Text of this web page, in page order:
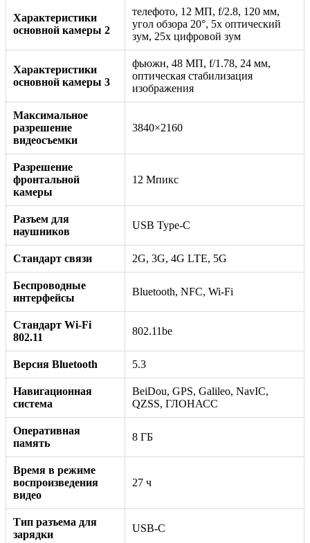
Характеристики
основной камеры 2
телефото, 12 МП, f/2.8, 120 мм,
угол обзора 20°, 5x оптический
зум, 25x цифровой зум
Характеристики
основной камеры 3
фьюжн, 48 МП, f/1.78, 24 мм,
оптическая стабилизация
изображения
Максимальное
разрешение
видеосъемки
3840×2160
Разрешение
фронтальной
камеры
12 Мпикс
Разъем для
наушников
USB Type-C
Стандарт связи 2G, 3G, 4G LTE, 5G
Беспроводные
интерфейсы
Bluetooth, NFC, Wi-Fi
Стандарт Wi-Fi
802.11
802.11be
Версия Bluetooth 5.3
Навигационная
система
BeiDou, GPS, Galileo, NavIC,
QZSS, ГЛОНАСС
Оперативная
память
8 ГБ
Время в режиме
воспроизведения
видео
27 ч
Тип разъема для
зарядки
USB-C